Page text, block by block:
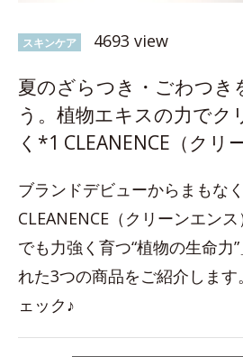
スキンケア 4693 view
夏のざらつき・ごわつき
う。植物エキスの力でク
く*1 CLEANENCE（クリ
ブランドデビューからまもな
CLEANENCE（クリーンエン
でも力強く育つ“植物の生命力
れた3つの商品をご紹介しま
ェック♪